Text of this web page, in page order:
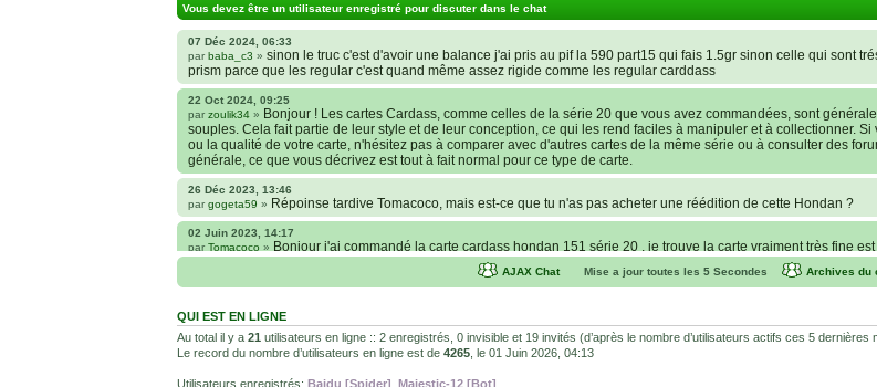
Vous devez être un utilisateur enregistré pour discuter dans le chat
07 Déc 2024, 06:33
par baba_c3 » sinon le truc c'est d'avoir une balance j'ai pris au pif la 590 part15 qui fais 1.5gr sinon celle qui sont
prism parce que les regular c'est quand même assez rigide comme les regular carddass
22 Oct 2024, 09:25
par zoulik34 » Bonjour ! Les cartes Cardass, comme celles de la série 20 que vous avez commandées, sont
souples. Cela fait partie de leur style et de leur conception, ce qui les rend faciles à manipuler et à collectionner.
ou la qualité de votre carte, n'hésitez pas à comparer avec d'autres cartes de la même série ou à consulter des
générale, ce que vous décrivez est tout à fait normal pour ce type de carte.
26 Déc 2023, 13:46
par gogeta59 » Répoinse tardive Tomacoco, mais est-ce que tu n'as pas acheter une réédition de cette Hondan ?
02 Juin 2023, 14:17
par Tomacoco » Bonjour j'ai commandé la carte cardass hondan 151 série 20 , je trouve la carte vraiment très fine
carte sont censées être comme je la décrit ?
24 Oct 2022, 13:37
voulais savoir si les sites Kaionation, Fanatic anime store et Favor GK sont fiables et sécures ? C’est la première
internet et je sais qu’il y a énormément de sites malhonnêtes (arnaques, contrefaçons, SAV inexistant, etc.) Merci
parLuuTrongTien»backside
AJAX Chat Mise a jour toutes les5 Secondes Archives du
QUI EST EN LIGNE
Au total il y a 21 utilisateurs en ligne :: 2 enregistrés, 0 invisible et 19 invités (d’après le nombre d’utilisateurs actifs ces 5 dernières
Le record du nombre d’utilisateurs en ligne est de 4265 , le 01 Juin 2026, 04:13
Utilisateurs enregistrés: Baidu [Spider] Majestic-12 [Bot]